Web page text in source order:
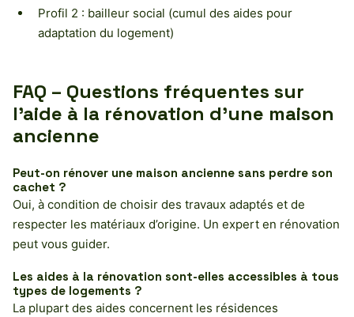
Profil 2 : bailleur social (cumul des aides pour
adaptation du logement)
FAQ – Questions fréquentes sur
l’aide à la rénovation d’une maison
ancienne
Peut-on rénover une maison ancienne sans perdre son
cachet ?
Oui, à condition de choisir des travaux adaptés et de
respecter les matériaux d’origine. Un expert en rénovation
peut vous guider.
Les aides à la rénovation sont-elles accessibles à tous
types de logements ?
La plupart des aides concernent les résidences